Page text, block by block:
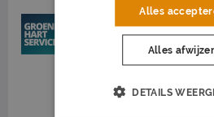
Lijnoperator
Groene Hart Service
2.600 tot 3.100
Alles
Alles
DETAILS